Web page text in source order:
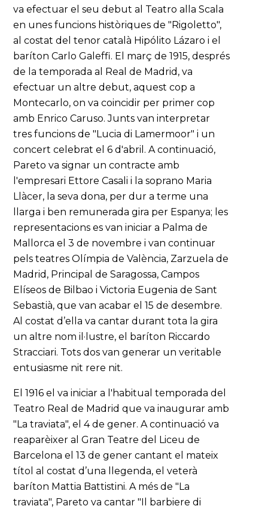
va efectuar el seu debut al Teatro alla Scala
en unes funcions històriques de "Rigoletto",
al costat del tenor català Hipólito Lázaro i el
baríton Carlo Galeffi. El març de 1915, després
de la temporada al Real de Madrid, va
efectuar un altre debut, aquest cop a
Montecarlo, on va coincidir per primer cop
amb Enrico Caruso. Junts van interpretar
tres funcions de "Lucia di Lamermoor" i un
concert celebrat el 6 d'abril. A continuació,
Pareto va signar un contracte amb
l'empresari Ettore Casali i la soprano Maria
Llàcer, la seva dona, per dur a terme una
llarga i ben remunerada gira per Espanya; les
representacions es van iniciar a Palma de
Mallorca el 3 de novembre i van continuar
pels teatres Olímpia de València, Zarzuela de
Madrid, Principal de Saragossa, Campos
Elíseos de Bilbao i Victoria Eugenia de Sant
Sebastià, que van acabar el 15 de desembre.
Al costat d’ella va cantar durant tota la gira
un altre nom il·lustre, el baríton Riccardo
Stracciari. Tots dos van generar un veritable
entusiasme nit rere nit.
El 1916 el va iniciar a l'habitual temporada del
Teatro Real de Madrid que va inaugurar amb
"La traviata", el 4 de gener. A continuació va
reaparèixer al Gran Teatre del Liceu de
Barcelona el 13 de gener cantant el mateix
títol al costat d’una llegenda, el veterà
baríton Mattia Battistini. A més de "La
traviata", Pareto va cantar "Il barbiere di